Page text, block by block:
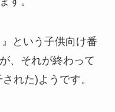
という子供向け番
、それが終わって
れた)ようです。